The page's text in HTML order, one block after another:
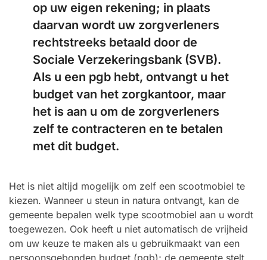
op uw eigen rekening; in plaats
daarvan wordt uw zorgverleners
rechtstreeks betaald door de
Sociale Verzekeringsbank (SVB).
Als u een pgb hebt, ontvangt u het
budget van het zorgkantoor, maar
het is aan u om de zorgverleners
zelf te contracteren en te betalen
met dit budget.
Het is niet altijd mogelijk om zelf een scootmobiel te
kiezen. Wanneer u steun in natura ontvangt, kan de
gemeente bepalen welk type scootmobiel aan u wordt
toegewezen. Ook heeft u niet automatisch de vrijheid
om uw keuze te maken als u gebruikmaakt van een